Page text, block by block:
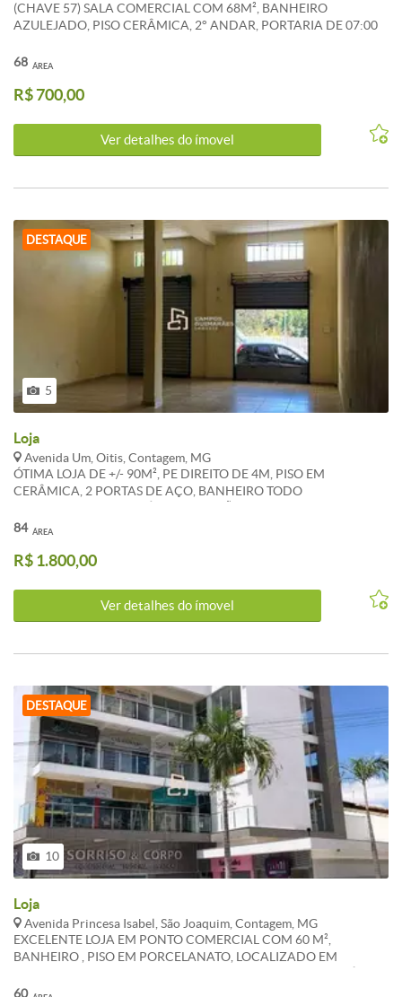
(CHAVE 57) SALA COMERCIAL COM 68M², BANHEIRO
AZULEJADO, PISO CERÂMICA, 2° ANDAR, PORTARIA DE 07:00
IPTU E CONDOMÍNIO SÃO REFERENCIAIS E PODEM SOFRER
ÁREA
68
R$ 700,00
Ver detalhes do ímovel
DESTAQUE
5
Loja
Avenida Um, Oitis, Contagem, MG
ÓTIMA LOJA DE +/- 90M², PE DIREITO DE 4M, PISO EM
CERÂMICA, 2 PORTAS DE AÇO, BANHEIRO TODO
PODEM SOFRER ALTERAÇÕES. WHATSAPP 31 983 867 630
ÁREA
84
R$ 1.800,00
Ver detalhes do ímovel
DESTAQUE
10
Loja
Avenida Princesa Isabel, São Joaquim, Contagem, MG
EXCELENTE LOJA EM PONTO COMERCIAL COM 60 M²,
BANHEIRO , PISO EM PORCELANATO, LOCALIZADO EM
TOTALMENTE COMERCIAL, ESTACIONAMENTO PRIVADO PARA
60